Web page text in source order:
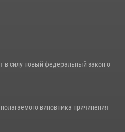
в силу новый федеральный закон о
виновника причинения